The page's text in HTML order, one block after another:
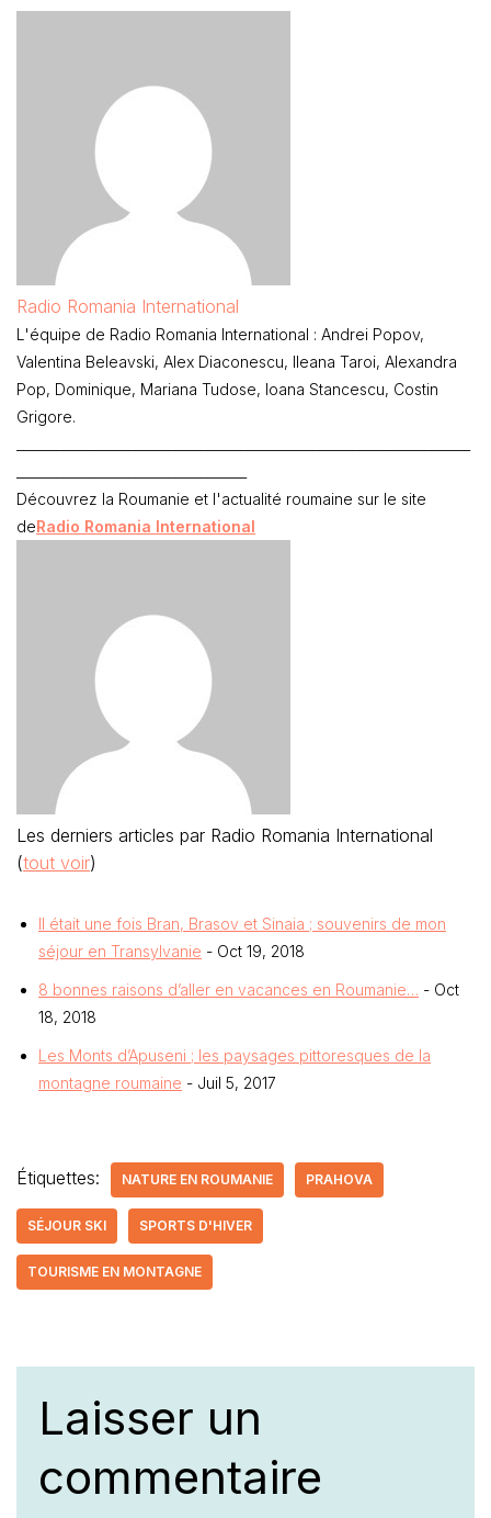
Radio Romania International
L'équipe de Radio Romania International : Andrei Popov,
Valentina Beleavski, Alex Diaconescu, Ileana Taroi, Alexandra
Pop, Dominique, Mariana Tudose, Ioana Stancescu, Costin
Grigore.
Découvrez la Roumanie et l'actualité roumaine sur le site
deRadio Romania International
Les derniers articles par Radio Romania International
(tout voir)
Il était une fois Bran, Brasov et Sinaia ; souvenirs de mon
séjour en Transylvanie - Oct 19, 2018
8 bonnes raisons d’aller en vacances en Roumanie… - Oct
18, 2018
Les Monts d’Apuseni ; les paysages pittoresques de la
montagne roumaine - Juil 5, 2017
Étiquettes: NATURE EN ROUMANIE PRAHOVA
SÉJOUR SKI SPORTS D'HIVER
TOURISME EN MONTAGNE
Laisser un
commentaire